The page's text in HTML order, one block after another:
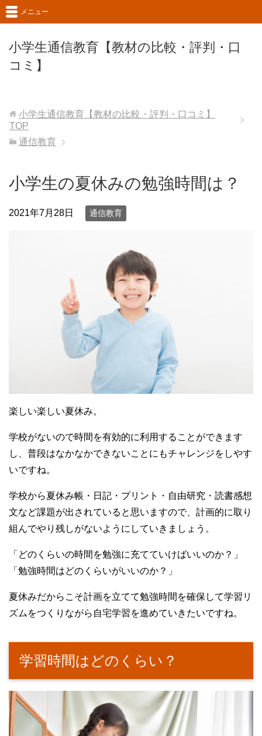
小学生通信教育【教材の比較・評判・口
コミ】
メニュー
小学生通信教育【教材の比較・評判・口コミ】
TOP
通信教育
小学生の夏休みの勉強時間は？
2021年7月28日 通信教育
楽しい楽しい夏休み。
学校がないので時間を有効的に利用することができます
し、普段はなかなかできないことにもチャレンジをしやす
いですね。
学校から夏休み帳・日記・プリント・自由研究・読書感想
文など課題が出されていると思いますので、計画的に取り
組んでやり残しがないようにしていきましょう。
「どのくらいの時間を勉強に充てていけばいいのか？」
「勉強時間はどのくらいがいいのか？」
夏休みだからこそ計画を立てて勉強時間を確保して学習リ
ズムをつくりながら自宅学習を進めていきたいですね。
学習時間はどのくらい？